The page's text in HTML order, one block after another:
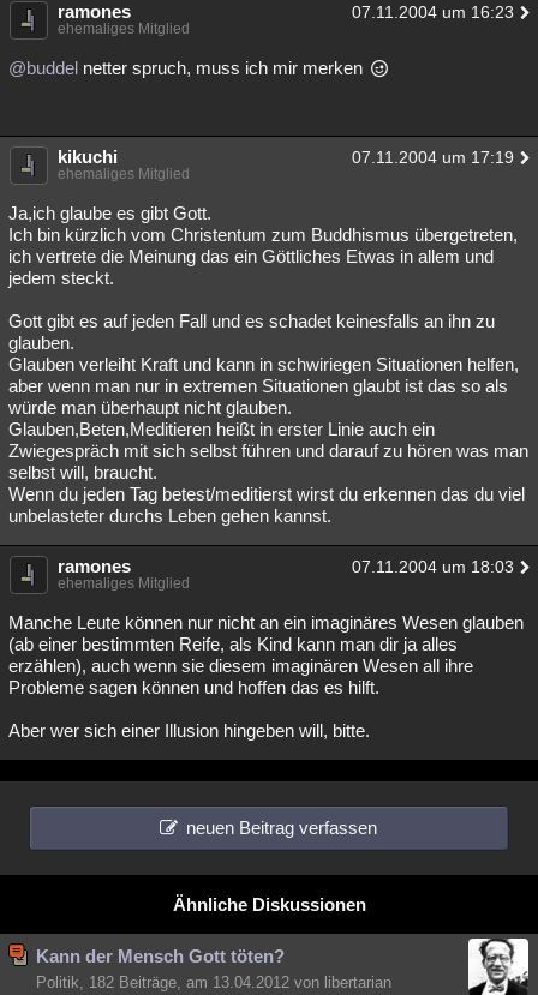
ramones 07.11.2004 um 16:23
ehemaliges Mitglied
@buddel netter spruch, muss ich mir merken
kikuchi 07.11.2004 um 17:19
ehemaliges Mitglied
Ja,ich glaube es gibt Gott.
Ich bin kürzlich vom Christentum zum Buddhismus übergetreten,
ich vertrete die Meinung das ein Göttliches Etwas in allem und
jedem steckt.
Gott gibt es auf jeden Fall und es schadet keinesfalls an ihn zu
glauben.
Glauben verleiht Kraft und kann in schwiriegen Situationen helfen,
aber wenn man nur in extremen Situationen glaubt ist das so als
würde man überhaupt nicht glauben.
Glauben,Beten,Meditieren heißt in erster Linie auch ein
Zwiegespräch mit sich selbst führen und darauf zu hören was man
selbst will, braucht.
Wenn du jeden Tag betest/meditierst wirst du erkennen das du viel
unbelasteter durchs Leben gehen kannst.
ramones 07.11.2004 um 18:03
ehemaliges Mitglied
Manche Leute können nur nicht an ein imaginäres Wesen glauben
(ab einer bestimmten Reife, als Kind kann man dir ja alles
erzählen), auch wenn sie diesem imaginären Wesen all ihre
Probleme sagen können und hoffen das es hilft.
Aber wer sich einer Illusion hingeben will, bitte.
neuen Beitrag verfassen
Ähnliche Diskussionen
Kann der Mensch Gott töten?
Politik, 182 Beiträge, am 13.04.2012 von libertarian